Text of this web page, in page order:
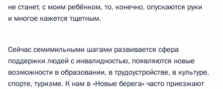
не станет, с моим ребёнком, то, конечно, опускаются руки
и многое кажется тщетным.
Сейчас семимильными шагами развивается сфера
поддержки людей с инвалидностью, появляются новые
возможности в образовании, в трудоустройстве, в культуре,
спорте, туризме. К нам в «Новые берега» часто приезжают